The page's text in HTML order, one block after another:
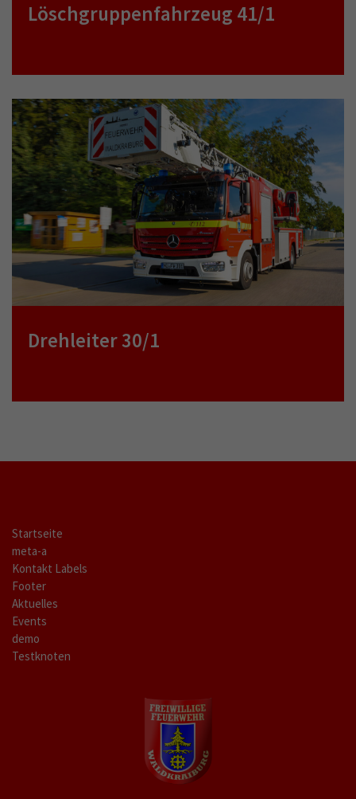
Löschgruppenfahrzeug 41/1
Drehleiter 30/1
Startseite
meta-a
Kontakt Labels
Footer
Aktuelles
Events
demo
Testknoten